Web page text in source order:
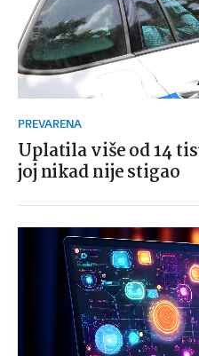
PREVARENA
Uplatila više od 14
joj nikad nije stigao